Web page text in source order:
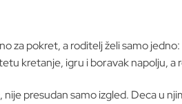
pokret, a roditelj želi samo
kretanje, igru i boravak napolju,
presudan samo izgled. Deca u